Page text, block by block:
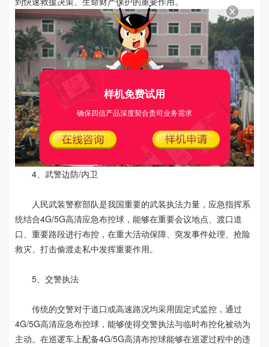
4、武警边防/内卫
人民武装警察部队是我国重要的武装执法力量，应急指挥系
统结合4G/5G高清应急布控球，能够在重要会议地点、渡口道
口、重要路段进行布控，在重大活动保障、突发事件处理、抢险
救灾、打击偷渡走私中发挥重要作用。
5、交警执法
传统的交警对于道口或高速路况均采用固定式监控，通过
4G/5G高清应急布控球，能够使得交警执法与临时布控化被动为
主动。在巡逻车上配备4G/5G高清布控球能够在巡逻过程中的违
样机免费试用
确保四信产品深度契合贵司业务需求